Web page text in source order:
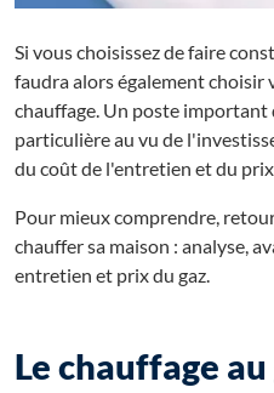
Si vous choisissez de faire
faudra alors également choisir
chauffage. Un poste
particulière au vu de
du coût de l'entretien et du
Pour mieux comprendre,
chauffer sa maison : analyse,
entretien et prix du gaz.
Le chauffage